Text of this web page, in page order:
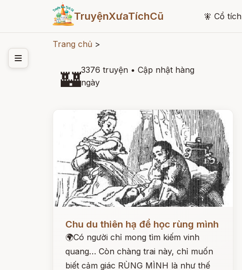
TruyệnXưaTíchCũ 🧚 Cổ tích
Trang chủ >
🏰3376 truyện • Cập nhật hàng
ngày
Chu du thiên hạ để học rùng mình
🌍Có người chỉ mong tìm kiếm vinh
quang… Còn chàng trai này, chỉ muốn
biết cảm giác RÙNG MÌNH là như thế